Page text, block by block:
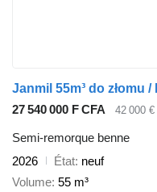
27 540 000 F CFA 42 000 €
Semi-remorque benne
2026
État neuf
Volume 55 m³